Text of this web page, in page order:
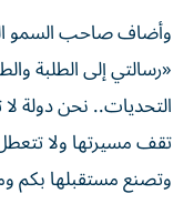
وأضاف صاحب السمو
«رسالتي إلى الطلبة
التحديات.. نحن دولة
تقف مسيرتها ولا
وتصنع مستقبلها بكم